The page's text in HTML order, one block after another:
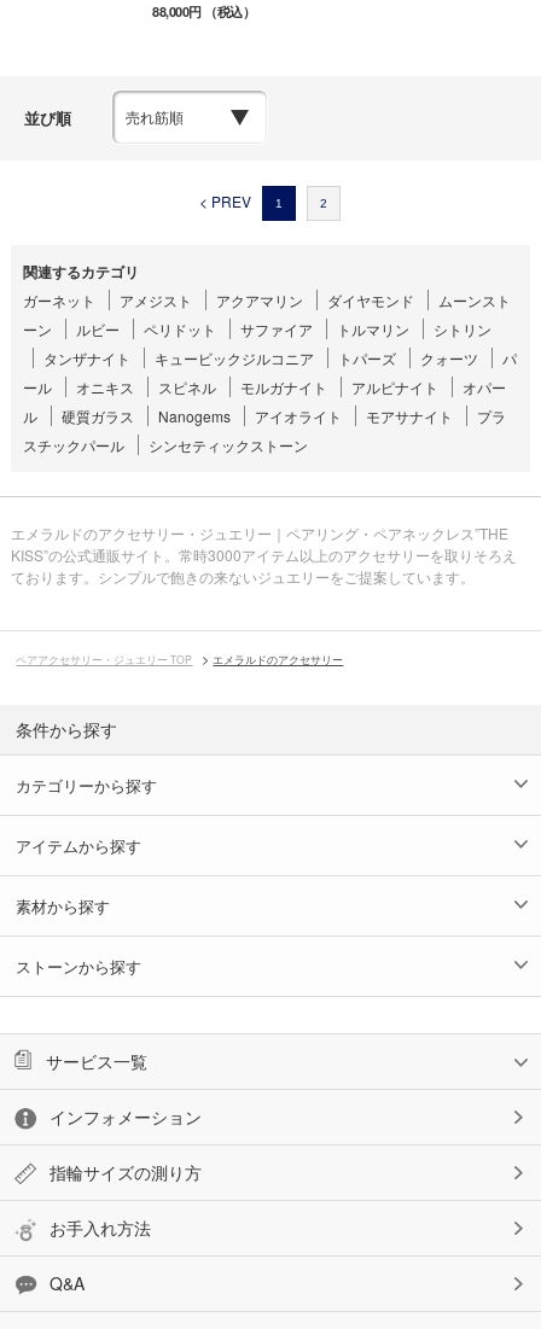
88,000円（税込）
並び順
< PREV 1 2
関連するカテゴリ
ガーネット アメジスト アクアマリン ダイヤモンド
ムーンスト
ーン
ルビー ペリドット サファイア トルマリン
シトリン
タンザナイト
キュービックジルコニア トパーズ クォーツ
パ
ール
オニキス スピネル モルガナイト アルピナイト
オパー
ル
硬質ガラス Nanogems アイオライト モアサナイト
プラ
スチックパール
シンセティックストーン
エメラルドのアクセサリー・ジュエリー｜ペアリング・ペアネックレス”THE
KISS”の公式通販サイト。常時3000アイテム以上のアクセサリーを取りそろえ
ております。シンプルで飽きの来ないジュエリーをご提案しています。
ペアアクセサリー・ジュエリー TOP エメラルドのアクセサリー
条件から探す
カテゴリーから探す
アイテムから探す
素材から探す
ストーンから探す
サービス一覧
インフォメーション
指輪サイズの測り方
お手入れ方法
Q&A